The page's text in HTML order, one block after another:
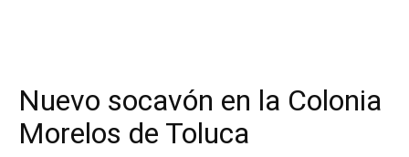
Nuevo socavón en la Colonia
Morelos de Toluca